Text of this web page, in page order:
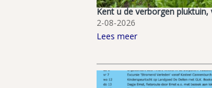
Kent u de verborgen pluktuin,
2-08-2026
Lees meer